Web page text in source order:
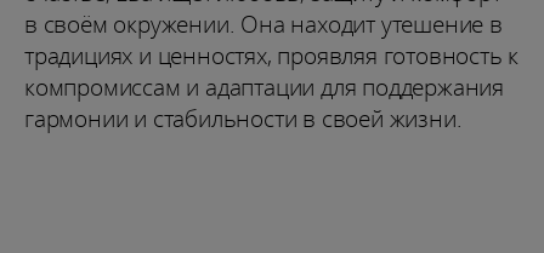
в своём окружении. Она находит утешение в
традициях и ценностях, проявляя готовность к
компромиссам и адаптации для поддержания
гармонии и стабильности в своей жизни.